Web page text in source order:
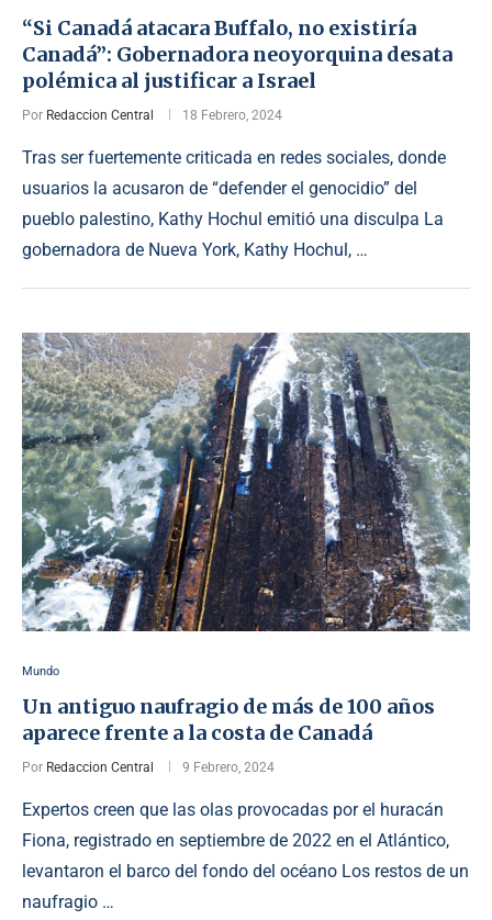
“Si Canadá atacara Buffalo, no existiría
Canadá”: Gobernadora neoyorquina desata
polémica al justificar a Israel
Por Redaccion Central 18 Febrero, 2024
Tras ser fuertemente criticada en redes sociales, donde
usuarios la acusaron de “defender el genocidio” del
pueblo palestino, Kathy Hochul emitió una disculpa La
gobernadora de Nueva York, Kathy Hochul, …
Mundo
Un antiguo naufragio de más de 100 años
aparece frente a la costa de Canadá
Por Redaccion Central 9 Febrero, 2024
Expertos creen que las olas provocadas por el huracán
Fiona, registrado en septiembre de 2022 en el Atlántico,
levantaron el barco del fondo del océano Los restos de un
naufragio …